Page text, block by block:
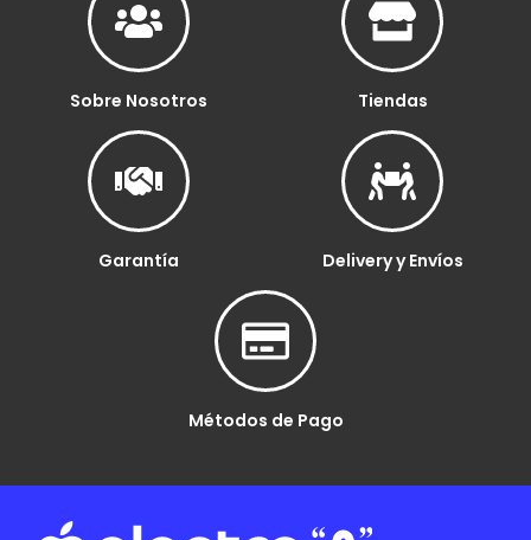
Sobre Nosotros Tiendas
Garantía Delivery y Envíos
Métodos de Pago